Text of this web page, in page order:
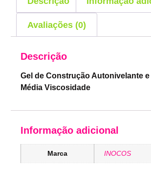
Avaliações (0)
Descrição
Gel de Construção Autonivelante
Média Viscosidade
Informação adicional
Marca INOCOS